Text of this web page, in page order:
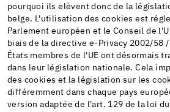
pourquoi ils elèvent donc de la
belge. L'utilisation des cookies est
Parlement européen et le Conseil de
biais de la directive e-Privacy 2002/58 /
États membres de l'UE ont désormais
dans leur législation nationale. Cela
des cookies et la législation sur les
différemment dans chaque pays
version adaptée de l'art. 129 de la loi